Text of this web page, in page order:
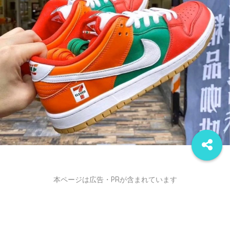
本ページは広告・PRが含まれています